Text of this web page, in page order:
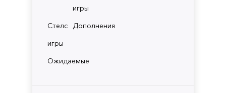
игры
Стелс
игры
Дополнения
Ожидаемые